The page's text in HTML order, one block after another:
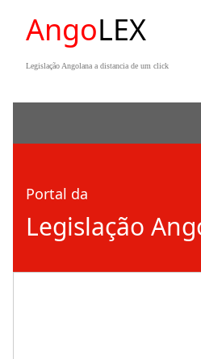
AngoLEX
Legislação Angolana a distancia de um click
Portal da
Legislação